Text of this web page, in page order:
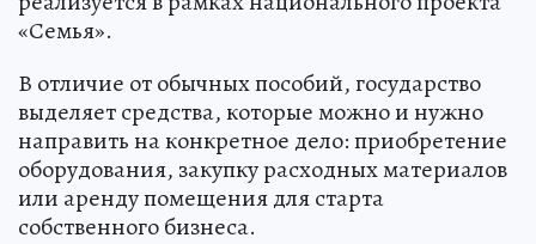
«Семья».
В отличие от обычных пособий, государство
выделяет средства, которые можно и нужно
направить на конкретное дело: приобретение
оборудования, закупку расходных материалов
или аренду помещения для старта
собственного бизнеса.